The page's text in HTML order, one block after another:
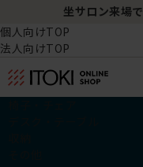
坐サロン来場で
個人向けTOP
法人向けTOP